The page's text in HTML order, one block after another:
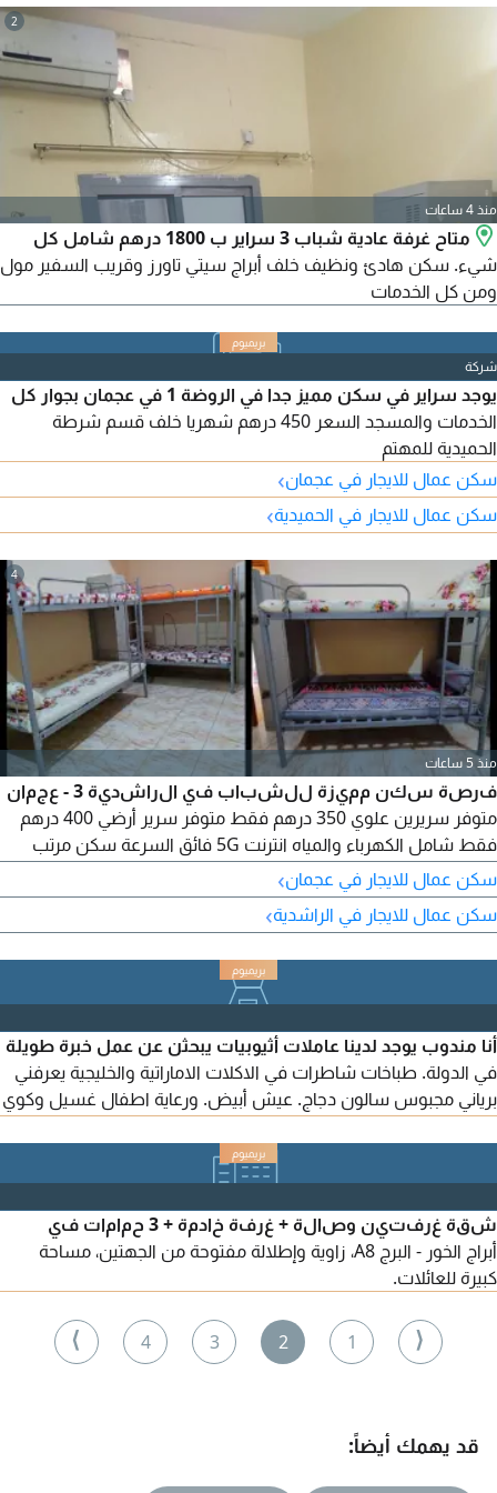
2
منذ 4 ساعات
متاح غرفة عادية شباب 3 سراير ب 1800 درهم شامل كل
شيء. سكن هادئ ونظيف خلف أبراج سيتي تاورز وقريب السفير مول
ومن كل الخدمات
شركة
يوجد سراير في سكن مميز جدا في الروضة 1 في عجمان بجوار كل
الخدمات والمسجد السعر 450 درهم شهريا خلف قسم شرطة
الحميدية للمهتم
سكن عمال للايجار في عجمان›
سكن عمال للايجار في الحميدية›
4
منذ 5 ساعات
فرصة سكن مميزة للشباب في الراشدية 3 - عجمان
متوفر سريرين علوي 350 درهم فقط متوفر سرير أرضي 400 درهم
فقط شامل الكهرباء والمياه انترنت 5G فائق السرعة سكن مرتب
وهادئ موقع استراتيجي قريب
سكن عمال للايجار في عجمان›
سكن عمال للايجار في الراشدية›
أنا مندوب يوجد لدينا عاملات أثيوبيات يبحثن عن عمل خبرة طويلة
في الدولة. طباخات شاطرات في الاكلات الاماراتية والخليجية يعرفني
برياني مجبوس سالون دجاج. عيش أبيض. ورعاية اطفال غسيل وكوي
ملابس. ورعاية كبار السن وأصحاب الهمم. أيضا يوجد عاملات فيزا
زيارة أول مرة في الدولة. أمينات وموثوق بهم
شقة غرفتين وصالة + غرفة خادمة + 3 حمامات في
أبراج الخور - البرج A8، زاوية وإطلالة مفتوحة من الجهتين، مساحة
كبيرة للعائلات.
⟨
1
2
3
4
⟩
قد يهمك أيضاً: